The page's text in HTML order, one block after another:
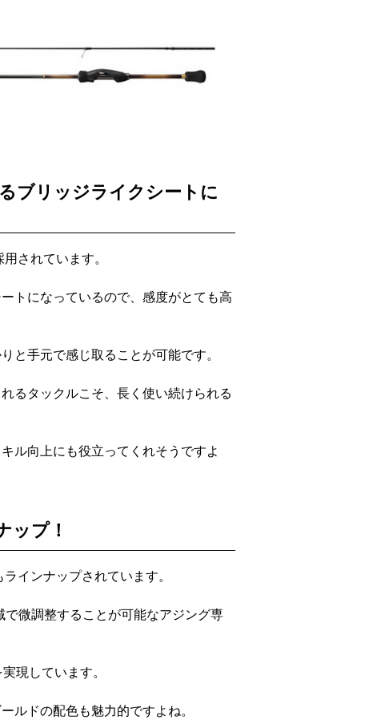
ブリッジライクシートに
されています。
トになっているので、感度がとても高
と手元で感じ取ることが可能です。
るタックルこそ、長く使い続けられる
ル向上にも役立ってくれそうですよ
ップ！
インナップされています。
で微調整することが可能なアジング専
現しています。
ルドの配色も魅力的ですよね。